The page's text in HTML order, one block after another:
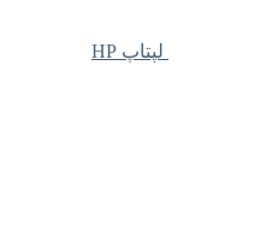
لپتاپ HP